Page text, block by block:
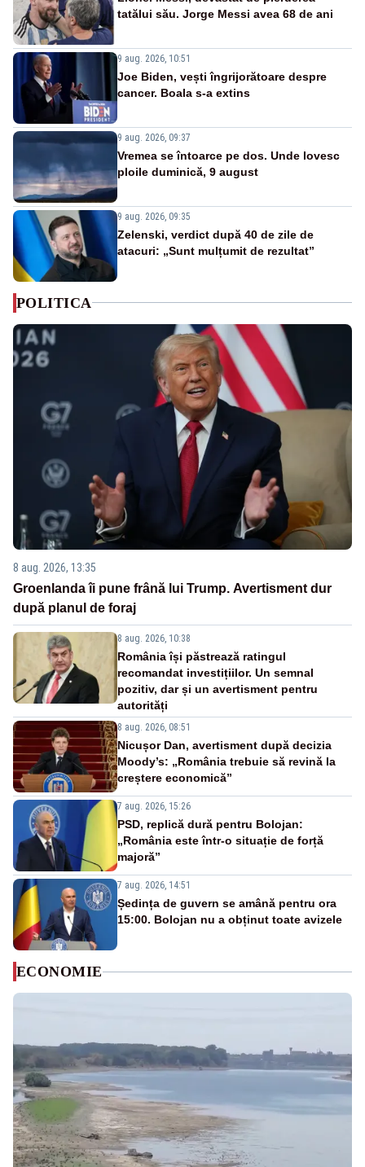
tatălui său. Jorge Messi avea 68 de ani
9 aug. 2026, 10:51
Joe Biden, vești îngrijorătoare despre
cancer. Boala s-a extins
9 aug. 2026, 09:37
Vremea se întoarce pe dos. Unde lovesc
ploile duminică, 9 august
9 aug. 2026, 09:35
Zelenski, verdict după 40 de zile de
atacuri: „Sunt mulțumit de rezultat”
POLITICA
8 aug. 2026, 13:35
Groenlanda îi pune frână lui Trump. Avertisment dur
după planul de foraj
8 aug. 2026, 10:38
România își păstrează ratingul
recomandat investițiilor. Un semnal
pozitiv, dar și un avertisment pentru
autorități
8 aug. 2026, 08:51
Nicușor Dan, avertisment după decizia
Moody’s: „România trebuie să revină la
creștere economică”
7 aug. 2026, 15:26
PSD, replică dură pentru Bolojan:
„România este într-o situație de forță
majoră”
7 aug. 2026, 14:51
Ședința de guvern se amână pentru ora
15:00. Bolojan nu a obținut toate avizele
ECONOMIE